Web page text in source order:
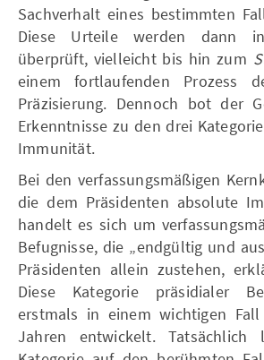
Sachverhalt eines bestimmten
Diese Urteile werden dann
überprüft, vielleicht bis hin zum
einem fortlaufenden Prozess
Präzisierung. Dennoch bot der
Erkenntnisse zu den drei
Immunität.
Bei den verfassungsmäßigen
die dem Präsidenten absolute
handelt es sich um
Befugnisse, die „endgültig und
Präsidenten allein zustehen,
Diese Kategorie präsidialer
erstmals in einem wichtigen
Jahren entwickelt. Tatsächlich